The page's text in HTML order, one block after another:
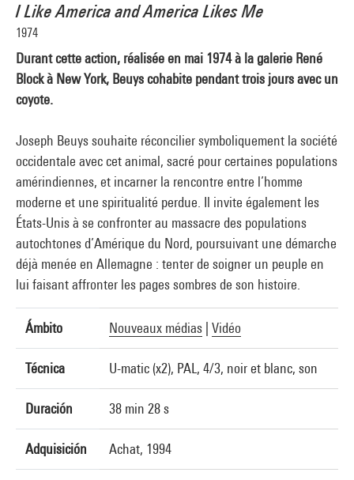
I Like America and America Likes Me
1974
Durant cette action, réalisée en mai 1974 à la galerie René
Block à New York, Beuys cohabite pendant trois jours avec un
coyote.
Joseph Beuys souhaite réconcilier symboliquement la société
occidentale avec cet animal, sacré pour certaines populations
amérindiennes, et incarner la rencontre entre l’homme
moderne et une spiritualité perdue. Il invite également les
États-Unis à se confronter au massacre des populations
autochtones d’Amérique du Nord, poursuivant une démarche
déjà menée en Allemagne : tenter de soigner un peuple en
lui faisant affronter les pages sombres de son histoire.
Ámbito Nouveaux médias Vidéo
Técnica U-matic (x2), PAL, 4/3, noir et blanc, son
Duración 38 min 28 s
Adquisición Achat, 1994